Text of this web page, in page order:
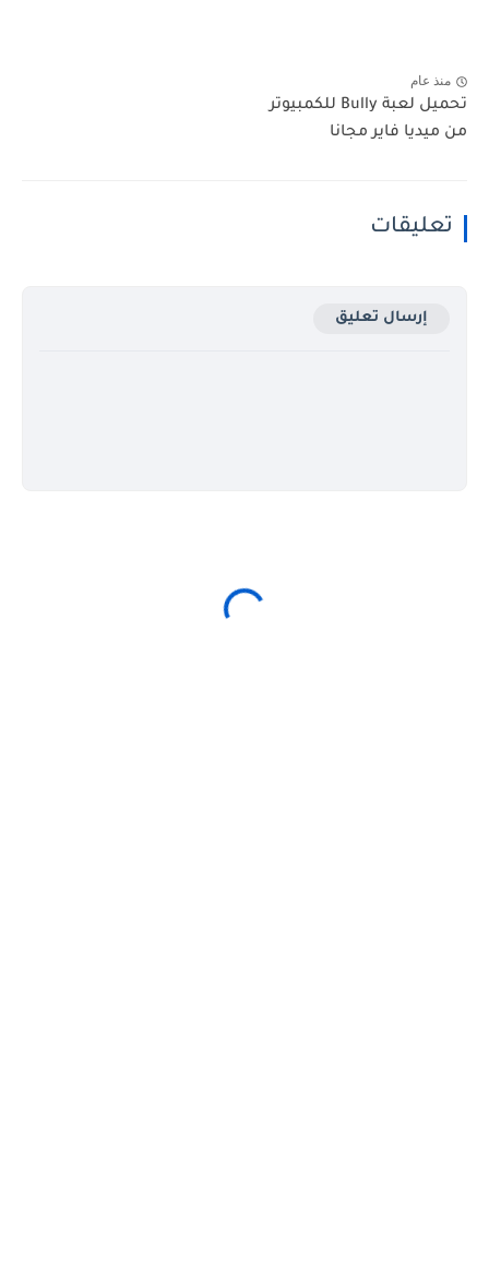
منذ عام
تحميل لعبة Bully للكمبيوتر
من ميديا فاير مجانا
تعليقات
إرسال تعليق